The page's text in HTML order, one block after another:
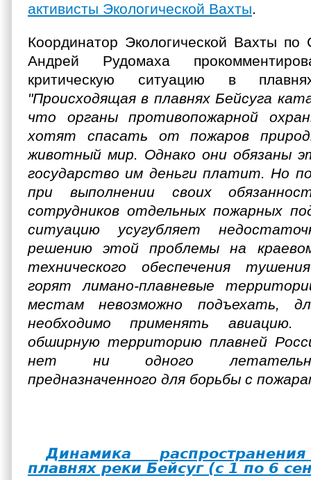
активисты Экологической Вахты.
Координатор Экологической Вахты по
Андрей Рудомаха
критическую ситуацию в
"Происходящая в плавнях Бейсуга
что органы противопожарной
хотят спасать от пожаров
животный мир. Однако они обязаны
государство им деньги платит. Но
при выполнении своих
сотрудников отдельных пожарных
ситуацию усугубляет
решению этой проблемы на
технического обеспечения
горят лимано-плавневые
местам невозможно подъехать,
необходимо применять
обширную территорию плавней
нет ни одного
предназначенного для борьбы с
Динамика
плавнях реки Бейсуг (с 1 по 6